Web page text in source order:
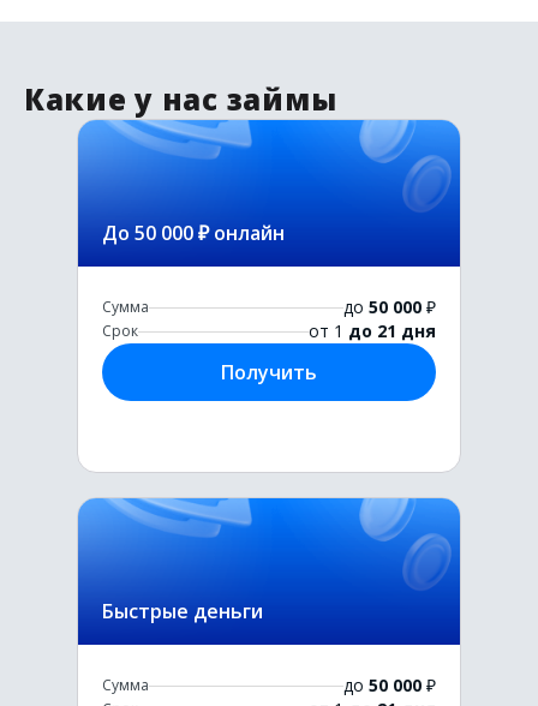
Какие у нас займы
До 50 000 ₽ онлайн
Сумма до 50 000 ₽
Срок от 1 до 21 дня
Получить
Быстрые деньги
Сумма до 50 000 ₽